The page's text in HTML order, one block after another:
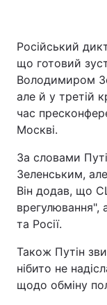
Російський
що готовий
Володимиром
але й у третій
час
Москві.
За словами
Зеленським,
Він додав, що
врегулювання",
та Росії.
Також Путін
нібито не
щодо обміну